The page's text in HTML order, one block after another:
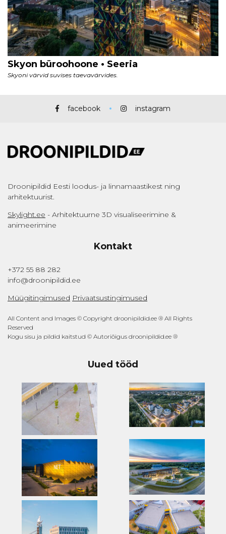
facebook instagram
Droonipildid Eesti loodus- ja linnamaastikest ning
arhitektuurist.
Skylight.ee - Arhitektuurne 3D visualiseerimine &
animeerimine
Kontakt
+372 55 88 282
info@droonipildid.ee
Müügitingimused Privaatsustingimused
All Content and Images © Copyright droonipildid.ee ® All Rights
Reserved
Kogu sisu ja pildid kaitstud © Autoriõigus droonipildid.ee ®
Uued tööd